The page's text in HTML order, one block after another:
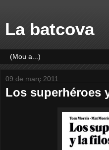
La batcova
09 de març 2011
Los superhéroes